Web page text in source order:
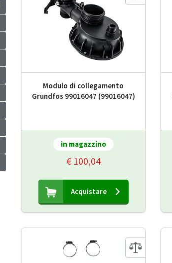
Modulo di collegamento
Grundfos 99016047 (99016047)
in magazzino
€ 100,04
Acquistare